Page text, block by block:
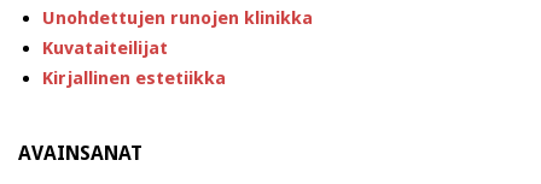
Unohdettujen runojen klinikka
Kuvataiteilijat
Kirjallinen estetiikka
AVAINSANAT